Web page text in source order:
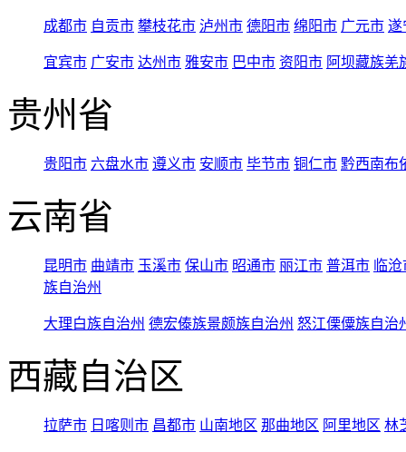
成都市 自贡市 攀枝花市 泸州市 德阳市 绵阳市 广元市 遂
宜宾市 广安市 达州市 雅安市 巴中市 资阳市 阿坝藏族羌
贵州省
贵阳市 六盘水市 遵义市 安顺市 毕节市 铜仁市 黔西南布
云南省
昆明市 曲靖市 玉溪市 保山市 昭通市 丽江市 普洱市 临
族自治州
大理白族自治州 德宏傣族景颇族自治州 怒江傈僳族自治
西藏自治区
拉萨市 日喀则市 昌都市 山南地区 那曲地区 阿里地区 林